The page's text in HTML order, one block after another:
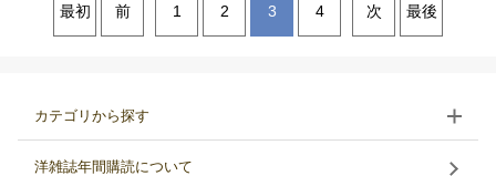
最初 前 1 2 3 4 次 最後
カテゴリから探す
洋雑誌年間購読について